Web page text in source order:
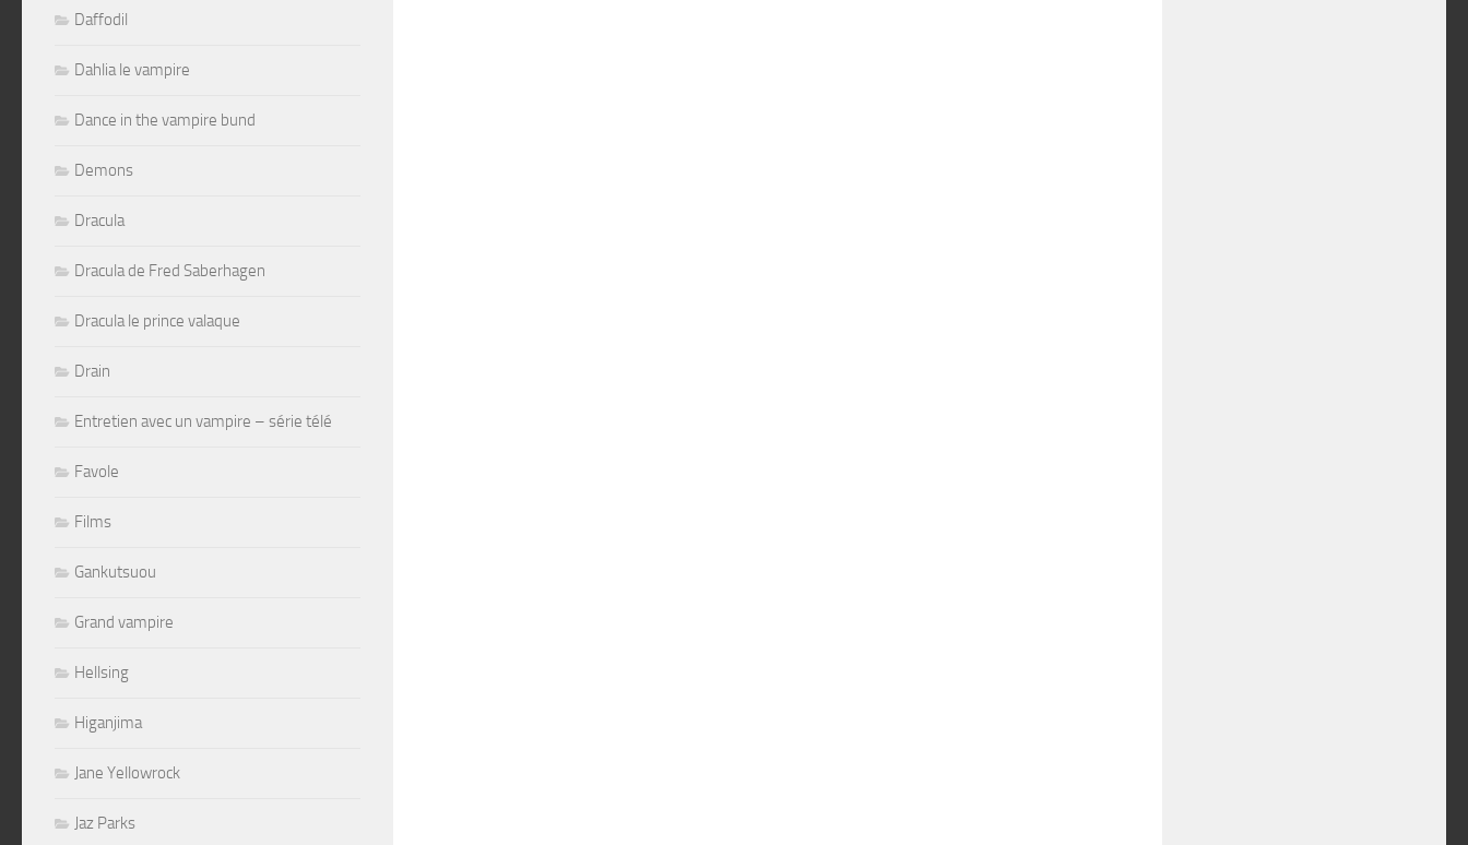
Daffodil
Dahlia le vampire
Dance in the vampire bund
Demons
Dracula
Dracula de Fred Saberhagen
Dracula le prince valaque
Drain
Entretien avec un vampire – série télé
Favole
Films
Gankutsuou
Grand vampire
Hellsing
Higanjima
Jane Yellowrock
Jaz Parks